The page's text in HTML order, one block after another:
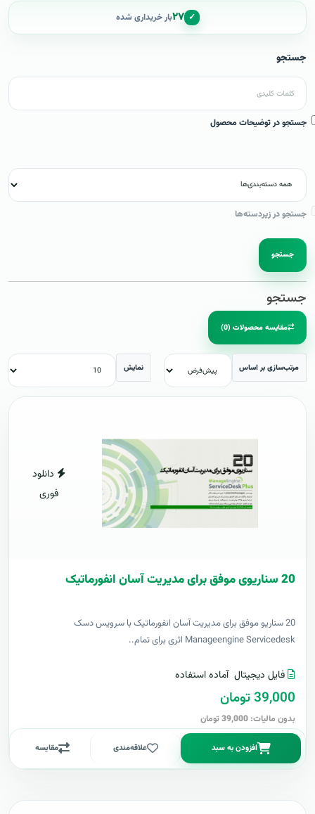
✓ ۲۷بار خریداری شده
جستجو
جستجو در توضیحات محصول
جستجو در زیردسته‌ها
جستجو
جستجو
مقایسه محصولات (0)
مرتب‌سازی بر اساس نمایش
دانلود
فوری
20 سناریوی موفق برای مدیریت آسان انفورماتیک
20 سناریو موفق برای مدیریت آسان انفورماتیک با سرویس دسک
Manageengine Servicedesk اثری برای تمام..
فایل دیجیتال آماده استفاده
39,000 تومان
بدون مالیات: 39,000 تومان
افزودن به سبد علاقه‌مندی مقایسه